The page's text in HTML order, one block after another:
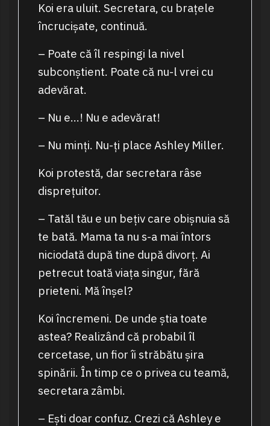
Koi era uluit. Secretara, cu brațele
încrucișate, continuă.
– Poate că îl respingi la nivel
subconștient. Poate că nu-l vrei cu
adevărat.
– Nu e…! Nu e adevărat!
– Nu minți. Nu-ți place Ashley Miller.
Koi protestă, dar secretara râse
disprețuitor.
– Tatăl tău e un bețiv care obișnuia să
te bată. Mama ta nu s-a mai întors
niciodată după tine după divorț. Ai
petrecut toată viața singur, fără
prieteni. Mă înșel?
Koi încremeni. De unde știa toate
astea? Realizând că probabil îl
cercetase, un fior îi străbătu șira
spinării. În timp ce o privea cu teamă,
secretara zâmbi.
– Ești doar confuz. Crezi că Ashley e